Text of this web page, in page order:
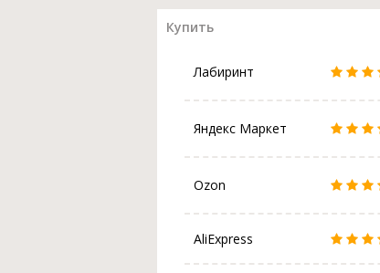
Купить
Лабиринт
Яндекс Маркет
Ozon
AliExpress